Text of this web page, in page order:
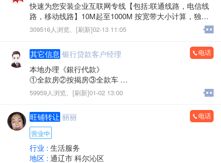
快速为您安装企业互联网专线【包括:联通线路，电信线
路，移动线路】10M起至1000M 按宽带大小计算，独立I
P，速度快 物美价廉。如有需求速联系我们【内蒙古凯
网信息技术有限公司】！
309516人浏览、 [刷新]02-13 11:05
其它信息 银行贷款客户经理 电话
本地办理《銀行代款》
①全款房②按揭房③全款车
④按揭车⑤保险单⑥信用ka
⑦公积金⑧营业执照⑨银联收款码⑩退休工资 打卡工资本
科学历秒批秒放
符合任一均可办理
《债务优化》公积金负债高可优化，可帮结清全部高利
息网贷、信用卡。优化为1.8厘先息后本正规貸款！最长
59959人浏览、 [刷新]01-02 13:00
旺铺转让 丽丽
电话
营业中
行业 : 生活服务
地区 : 通辽市 科尔沁区